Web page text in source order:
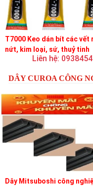
T7000 Keo dán bít các vết
nứt, kim loại, sứ, thuỷ tinh
Liên hệ:
DÂY CUROA CÔNG
Dây Mitsuboshi công